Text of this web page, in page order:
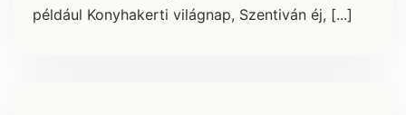
például Konyhakerti világnap, Szentiván éj, [...]